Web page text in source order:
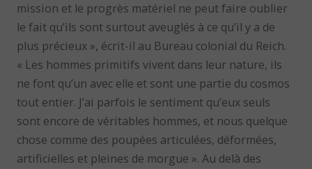
mission et le progrès matériel ne peut faire oublier
le fait qu’ils sont surtout aveuglés à ce qu’il y a de
plus précieux », écrit-il au Bureau colonial du Reich.
« Les hommes primitifs vivent dans leur nature, ils
ne font qu’un avec elle et sont une partie du cosmos
tout entier. J’ai parfois le sentiment qu’eux seuls
sont encore de véritables hommes, et nous quelque
chose comme des poupées articulées, déformées,
artificielles et pleines de morgue ». Au delà des